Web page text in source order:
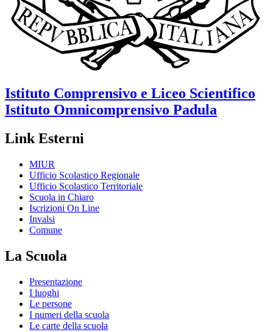
Istituto Comprensivo e Liceo Scientifico
Istituto Omnicomprensivo Padula
Link Esterni
MIUR
Ufficio Scolastico Regionale
Ufficio Scolastico Territoriale
Scuola in Chiaro
Iscrizioni On Line
Invalsi
Comune
La Scuola
Presentazione
I luoghi
Le persone
I numeri della scuola
Le carte della scuola